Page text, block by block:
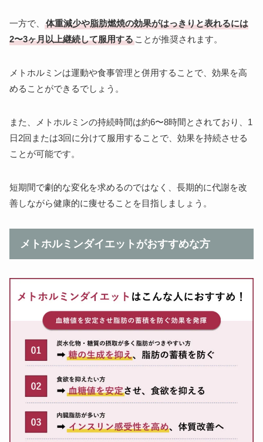
一方で、
体重減少や脂肪燃焼の効果がはっきりと表れるには
2〜3ヶ月以上継続して服用する ことが推奨されます。
メトホルミンは運動や食事管理と併用することで、効果を高
めることができるでしょう。
また、メトホルミンの持続時間は約6〜8時間とされており、1
日2回または3回に分けて服用することで、効果を持続させる
ことが可能です。
短期間で劇的な変化を求めるのではなく、長期的に代謝を改
善しながら健康的に痩せることを目指しましょう。
メトホルミンダイエットがおすすめな方